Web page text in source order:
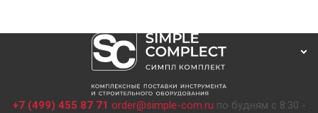
+7 (499) 455 87 71 order@simple-com.ru по будням с 8:30 -